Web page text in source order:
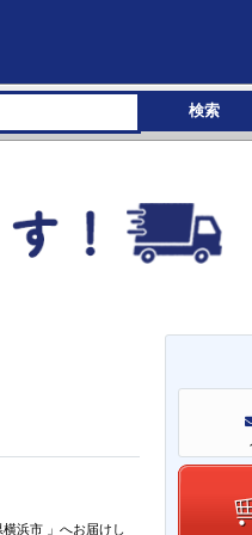
検索
横浜市 」 へお届けし